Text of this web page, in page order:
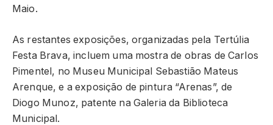
Maio.
As restantes exposições, organizadas pela Tertúlia
Festa Brava, incluem uma mostra de obras de Carlos
Pimentel, no Museu Municipal Sebastião Mateus
Arenque, e a exposição de pintura “Arenas”, de
Diogo Munoz, patente na Galeria da Biblioteca
Municipal.